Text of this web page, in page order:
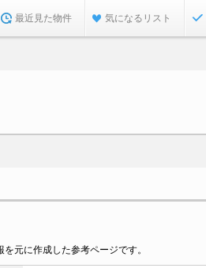
最近見た物件 気になるリスト
元に作成した参考ページです。